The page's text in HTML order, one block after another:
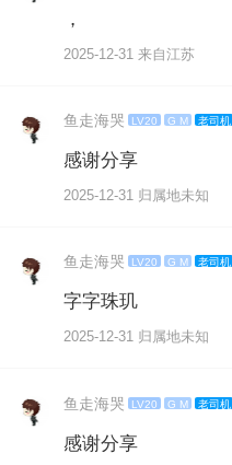
，
2025-12-31 来自江苏
鱼走海哭 LV20 G M 老司机
感谢分享
2025-12-31 归属地未知
鱼走海哭 LV20 G M 老司机
字字珠玑
2025-12-31 归属地未知
鱼走海哭 LV20 G M 老司机
感谢分享